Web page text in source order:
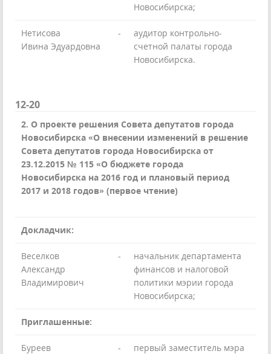
Новосибирска;
Нетисова
Ивина Эдуардовна
-
аудитор контрольно-
счетной палаты города
Новосибирска.
12-20
2. О проекте решения Совета депутатов города
Новосибирска «О внесении изменений в решение
Совета депутатов города Новосибирска от
23.12.2015 № 115 «О бюджете города
Новосибирска на 2016 год и плановый период
2017 и 2018 годов» (первое чтение)
Докладчик:
Веселков
Александр
Владимирович
-
начальник департамента
финансов и налоговой
политики мэрии города
Новосибирска;
Приглашенные:
Буреев
-
первый заместитель мэра